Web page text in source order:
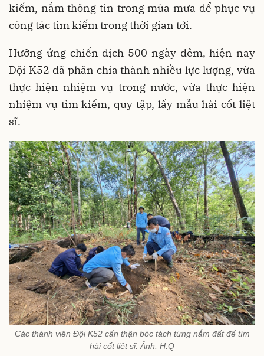
kiếm, nắm thông tin trong mùa mưa để phục vụ
công tác tìm kiếm trong thời gian tới.
Hưởng ứng chiến dịch 500 ngày đêm, hiện nay
Đội K52 đã phân chia thành nhiều lực lượng, vừa
thực hiện nhiệm vụ trong nước, vừa thực hiện
nhiệm vụ tìm kiếm, quy tập, lấy mẫu hài cốt liệt
sĩ.
Các thành viên Đội K52 cẩn thận bóc tách từng nắm đất để tìm
hài cốt liệt sĩ. Ảnh: H.Q